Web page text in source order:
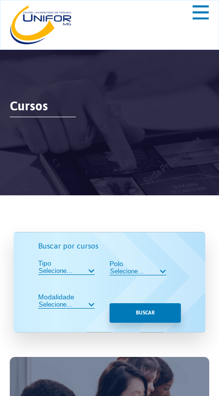
Cursos
Buscar por cursos
Tipo
Modalidade
Polo
BUSCAR